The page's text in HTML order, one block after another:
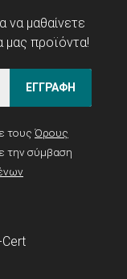
να μαθαίνετε
μας προϊόντα!
ΕΓΓΡΑΦΗ
τους Όρους
την σύμβαση